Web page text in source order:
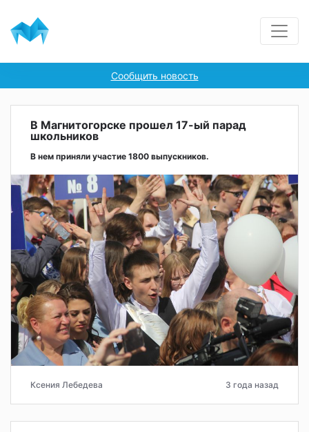
Сообщить новость
В Магнитогорске прошел 17-ый парад
школьников
В нем приняли участие 1800 выпускников.
Ксения Лебедева 3 года назад